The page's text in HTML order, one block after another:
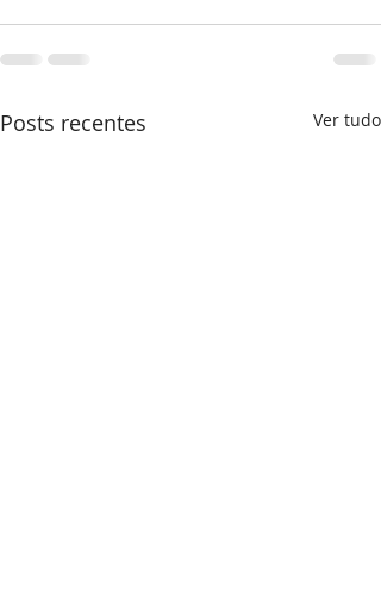
Posts recentes Ver tudo